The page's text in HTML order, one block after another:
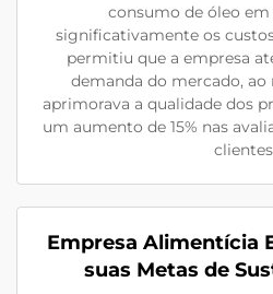
consumo de óleo em
significativamente os
permitiu que a empresa
demanda do mercado,
aprimorava a qualidade dos
um aumento de 15% nas
Empresa Alimentícia
suas Metas de